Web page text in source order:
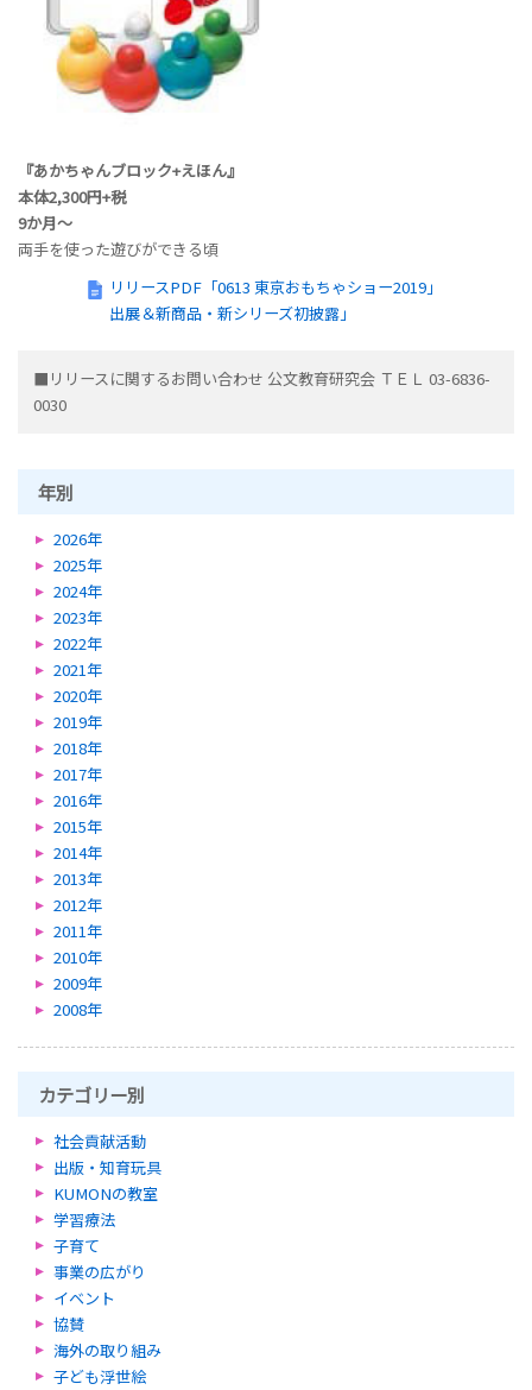
『あかちゃんブロック+えほん』
本体2,300円+税
9か月～
両手を使った遊びができる頃
リリースPDF「0613 東京おもちゃショー2019」
出展＆新商品・新シリーズ初披露」
■リリースに関するお問い合わせ 公文教育研究会 ＴＥＬ 03-6836-
0030
年別
2026年
2025年
2024年
2023年
2022年
2021年
2020年
2019年
2018年
2017年
2016年
2015年
2014年
2013年
2012年
2011年
2010年
2009年
2008年
カテゴリー別
社会貢献活動
出版・知育玩具
KUMONの教室
学習療法
子育て
事業の広がり
イベント
協賛
海外の取り組み
子ども浮世絵